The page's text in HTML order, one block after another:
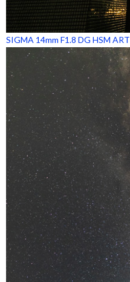
SIGMA 14mm F1.8 DG HSM ART